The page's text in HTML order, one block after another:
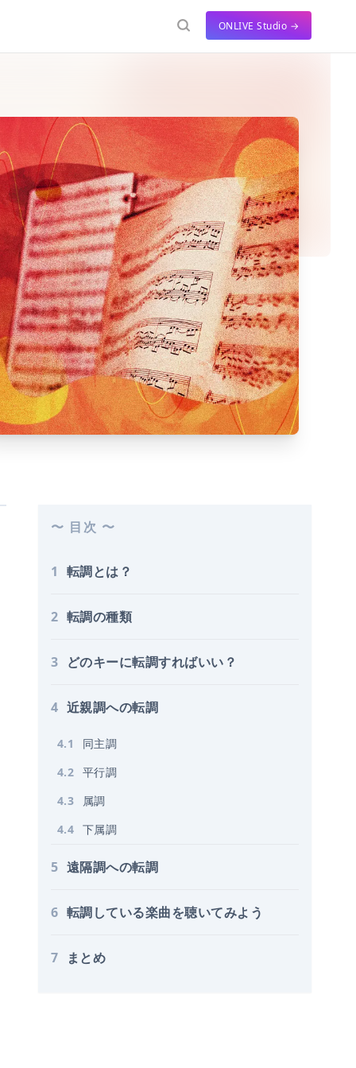
ONLIVE Studio →
〜 目次 〜
1 転調とは？
2 転調の種類
3 どのキーに転調すればいい？
4 近親調への転調
4.1
同主調
4.2 平行調
4.3
属調
4.4 下属調
5 遠隔調への転調
6 転調している楽曲を聴いてみよう
7 まとめ